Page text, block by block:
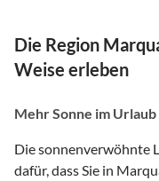
Die Region
Weise erleben
Mehr Sonne im
Die sonnenverwöhnte
dafür, dass Sie in